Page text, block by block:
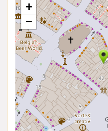
+
−